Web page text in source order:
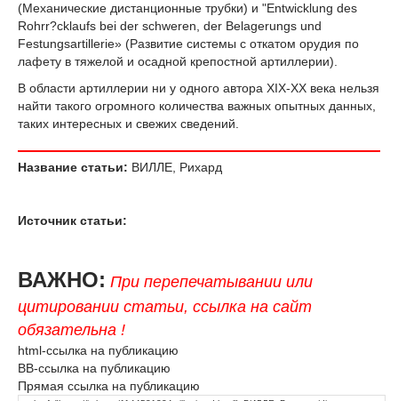
(Механические дистанционные трубки) и "Entwicklung des
Rohrr?ck­laufs bei der schweren, der Belagerungs und
Festungsartillerie» (Развитие системы с откатом орудия по
лафету в тяжелой и осадной крепостной артиллерии).
В области артиллерии ни у одного автора XIX-XX века нельзя
найти такого огромного количества важных опытных данных,
таких интересных и свежих сведений.
Название статьи: ВИЛЛЕ, Рихард
Источник статьи:
ВАЖНО: При перепечатывании или
цитировании статьи, ссылка на сайт
обязательна !
html-ссылка на публикацию
BB-ссылка на публикацию
Прямая ссылка на публикацию